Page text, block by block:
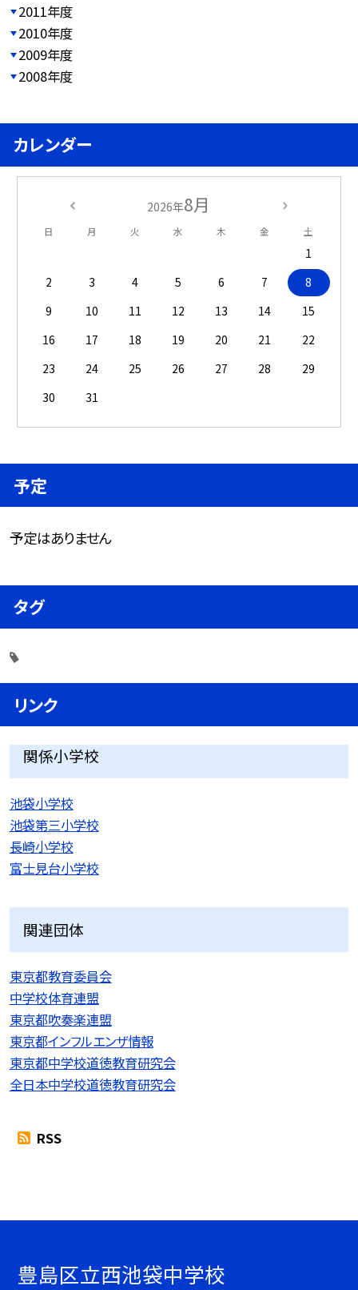
2011年度
2010年度
2009年度
2008年度
カレンダー
2026年8月
日 月 火 水 木 金 土
1
2
3 4 5 6 7
8
9
10 11 12 13 14
15
16
17 18 19 20 21
22
23
24 25 26 27 28
29
30
31
予定
予定はありません
タグ
リンク
関係小学校
池袋小学校
池袋第三小学校
長崎小学校
富士見台小学校
関連団体
東京都教育委員会
中学校体育連盟
東京都吹奏楽連盟
東京都インフルエンザ情報
東京都中学校道徳教育研究会
全日本中学校道徳教育研究会
RSS
豊島区立西池袋中学校